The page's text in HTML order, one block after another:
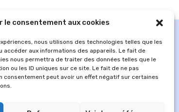
le consentement aux cookies
nous utilisons des technologies telles que les
accéder aux informations des appareils. Le fait de
nous permettra de traiter des données telles que le
ou les ID uniques sur ce site. Le fait de ne pas
consentement peut avoir un effet négatif sur certaines